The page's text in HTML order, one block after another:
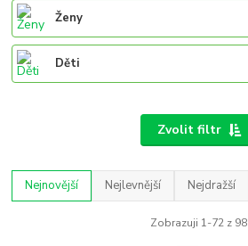
Ženy
Děti
Zvolit filtr
Nejnovější Nejlevnější Nejdražší
Zobrazuji 1-72 z 98